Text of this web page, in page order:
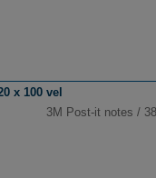
x 100 vel
3M Post-it notes /